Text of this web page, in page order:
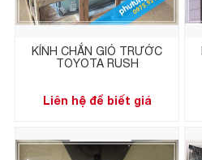
KÍNH CHẮN GIÓ TRƯỚC
TOYOTA RUSH
Liên hệ để biết giá